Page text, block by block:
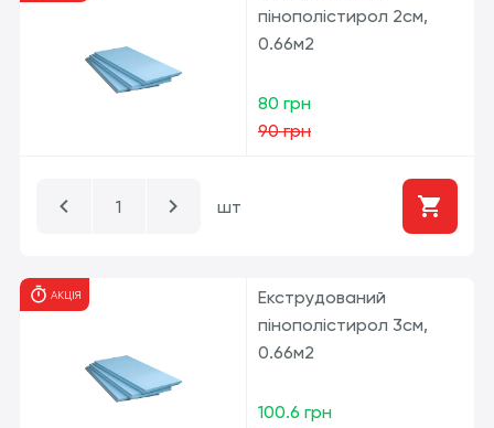
пінополістирол 2см,
0.66м2
80 грн
90 грн
шт
АКЦІЯ
Екструдований
пінополістирол 3см,
0.66м2
100.6 грн